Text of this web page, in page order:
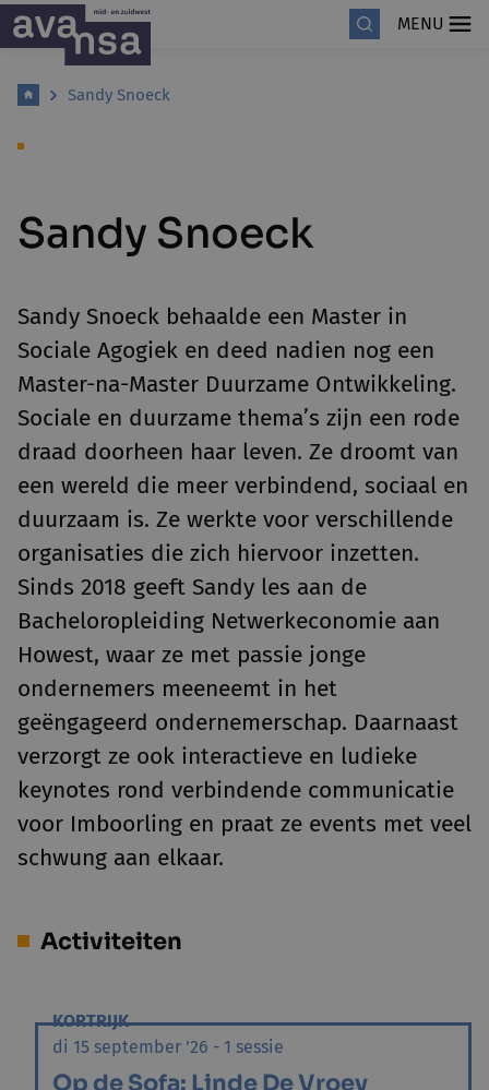
MENU
Sandy Snoeck
Sandy Snoeck
Sandy Snoeck behaalde een Master in
Sociale Agogiek en deed nadien nog een
Master-na-Master Duurzame Ontwikkeling.
Sociale en duurzame thema’s zijn een rode
draad doorheen haar leven. Ze droomt van
een wereld die meer verbindend, sociaal en
duurzaam is. Ze werkte voor verschillende
organisaties die zich hiervoor inzetten.
Sinds 2018 geeft Sandy les aan de
Bacheloropleiding Netwerkeconomie aan
Howest, waar ze met passie jonge
ondernemers meeneemt in het
geëngageerd ondernemerschap. Daarnaast
verzorgt ze ook interactieve en ludieke
keynotes rond verbindende communicatie
voor Imboorling en praat ze events met veel
schwung aan elkaar.
Activiteiten
KORTRIJK
di 15 september '26 - 1 sessie
Op de Sofa: Linde De Vroey